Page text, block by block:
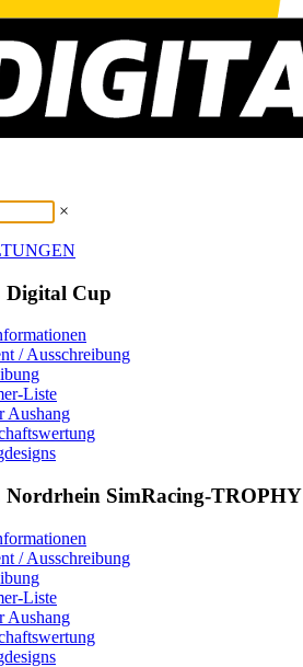
×
Digital Cup
/ Ausschreibung
Liste
Aushang
Nordrhein SimRacing-TROPHY
/ Ausschreibung
Liste
Aushang